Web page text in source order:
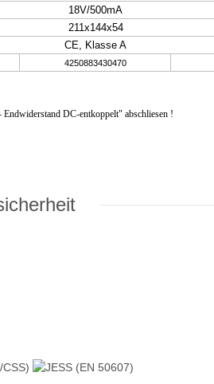
18V/500mA
211x144x54
CE, Klasse A
4250883430470
DC-entkoppelt" abschliesen !